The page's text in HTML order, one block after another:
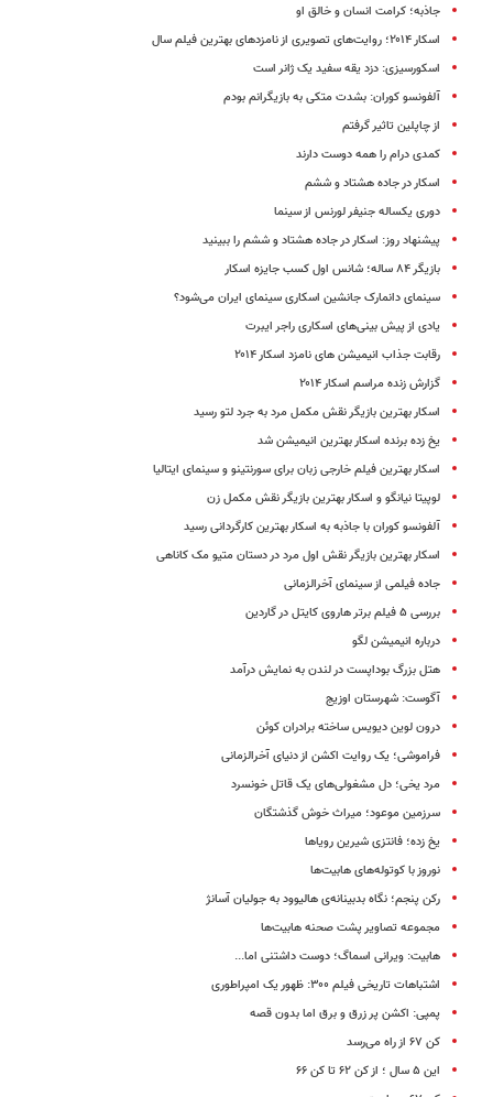
جاذبه؛ کرامت انسان و خالق او
اسکار ۲۰۱۴؛ روایت‌های تصویری از نامزد‌های بهترین فیلم سال
اسکورسیزی: دزد یقه سفید یک ژانر است
آلفونسو کوران: بشدت متکی به بازیگرانم بودم
از چاپلین تاثیر گرفتم
کمدی درام را همه دوست دارند
اسکار در جاده هشتاد و ششم
دوری یکساله جنیفر لورنس از سینما
پیشنهاد روز: اسکار در جاده هشتاد و ششم را ببینید
بازیگر ۸۴ ساله؛ شانس اول کسب جایزه اسکار
سینمای دانمارک جانشین اسکاری سینمای ایران می‌شود؟
یادی از پیش بینی‌های اسکاری راجر ایبرت
رقابت جذاب انیمیشن های نامزد اسکار ۲۰۱۴
گزارش زنده مراسم اسکار ۲۰۱۴
اسکار بهترین بازیگر نقش مکمل مرد به جرد لتو رسید
یخ زده برنده اسکار بهترین انیمیشن شد
اسکار بهترین فیلم خارجی زبان برای سورنتینو و سینمای ایتالیا
لوپیتا نیانگو و اسکار بهترین بازیگر نقش مکمل زن
آلفونسو کوران با جاذبه به اسکار بهترین کارگردانی رسید
اسکار بهترین بازیگر نقش اول مرد در دستان متیو مک کاناهی
جاده فیلمی از سینمای آخرالزمانی
بررسی ۵ فیلم برتر هاروی کایتل در گاردین
درباره انیمیشن لگو
هتل بزرگ بوداپست در لندن به نمایش درآمد
آگوست: شهرستان اوزیج
درون لوین دیویس ساخته‌ برادران کوئن
فراموشی؛ یک روایت اکشن از دنیای آخرالزمانی
مرد یخی؛ دل مشغولی‌های یک قاتل خونسرد
سرزمین موعود؛ میراث خوش گذشتگان
یخ زده؛ فانتزی شیرین رویاها
نوروز با کوتوله‌های هابیت‌ها
رکن پنجم؛ نگاه بدبینانه‌ی هالیوود به جولیان آسانژ
مجموعه تصاویر پشت صحنه‌ هابیت‌ها
هابیت: ویرانی اسماگ؛ دوست داشتنی اما...
اشتباهات تاریخی فیلم ۳۰۰: ظهور یک امپراطوری
پمپی: اکشن پر زرق و برق اما بدون قصه
کن ۶۷ از راه می‌رسد
این ۵ سال ؛ از کن ۶۲ تا کن ۶۶